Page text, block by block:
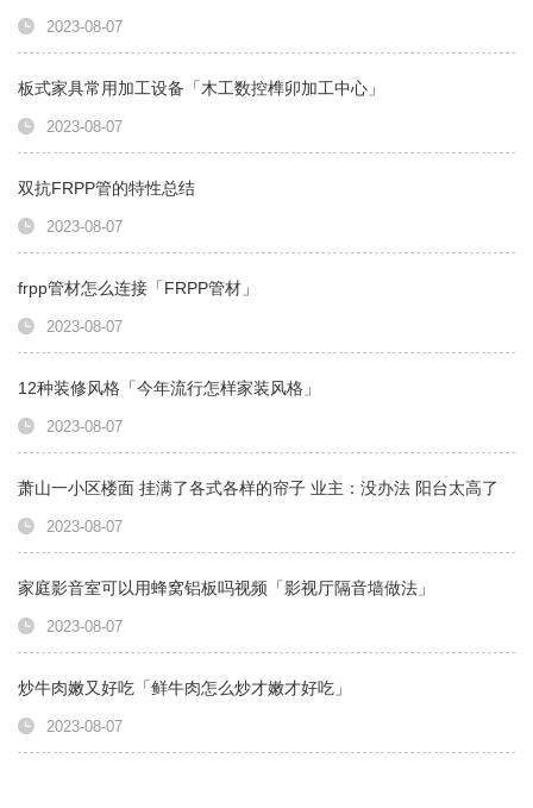
2023-08-07
板式家具常用加工设备「木工数控榫卯加工中心」
2023-08-07
双抗FRPP管的特性总结
2023-08-07
frpp管材怎么连接「FRPP管材」
2023-08-07
12种装修风格「今年流行怎样家装风格」
2023-08-07
萧山一小区楼面 挂满了各式各样的帘子 业主：没办法 阳台太高了
2023-08-07
家庭影音室可以用蜂窝铝板吗视频「影视厅隔音墙做法」
2023-08-07
炒牛肉嫩又好吃「鲜牛肉怎么炒才嫩才好吃」
2023-08-07